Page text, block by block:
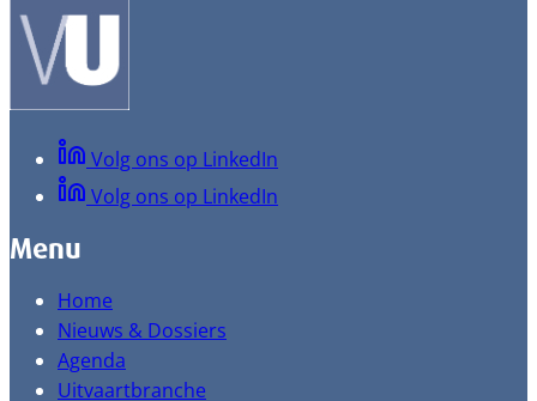
Volg ons op LinkedIn
Volg ons op LinkedIn
Menu
Home
Nieuws & Dossiers
Agenda
Uitvaartbranche